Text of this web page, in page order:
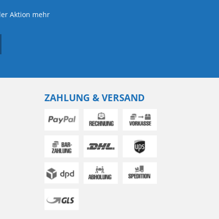
Aktion mehr
ZAHLUNG & VERSAND